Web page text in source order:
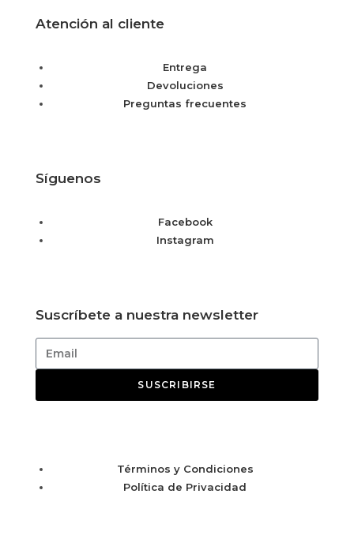
Atención al cliente
Entrega
Devoluciones
Preguntas frecuentes
Síguenos
Facebook
Instagram
Suscríbete a nuestra newsletter
SUSCRIBIRSE
Términos y Condiciones
Política de Privacidad